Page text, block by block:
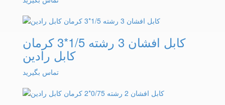
کابل افشان 3 رشته 1/5*3 کرمان
کابل رادین
تماس بگیرید